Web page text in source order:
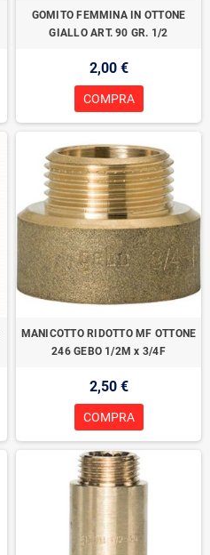
GOMITO FEMMINA IN OTTONE
GIALLO ART. 90 GR. 1/2
2,00 €
COMPRA
MANICOTTO RIDOTTO MF OTTONE
246 GEBO 1/2M x 3/4F
2,50 €
COMPRA